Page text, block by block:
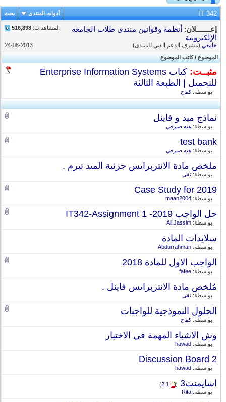
IT 342 أدوات المنتدى بحث
المشاهدات:516,898 إعـــــــلان:أنظمة وقوانين منتدى طلاب الجامعة
الإلكترونية
24-08-2013 جامعي(مشرف الدعم الفني للمنتدى)
الموضوع/كاتب الموضوع
مثبــت:
كتاب Enterprise Information Systems
للتحميل | الطبعة الثالثة
بواسطة:كفاح
نماذج ميد و فاينل
بواسطة:هبه صيرفي
test bank
بواسطة:هبه صيرفي
ملخص مادة الانتربرايس جزئية الميد تيرم .
بواسطة:تقى
Case Study for 2019
بواسطة:maan2004
حل الواجب IT342-Assignment 1 -2019
بواسطة:Ali.Jassim
سلايدات المادة
بواسطة:Abdurrahman
الواجب الاول للمادة 2018
بواسطة:fafee
مُلخص مادة الانتربرايس فاينل .
بواسطة:تقى
الحلول النموذجية للواجبات
بواسطة:كفاح
وش الاشياء المهمة في الاختبار
بواسطة:hawad
Discussion Board 2
بواسطة:hawad
اسايمنت3 ‏
(
1
2
بواسطة:Rita